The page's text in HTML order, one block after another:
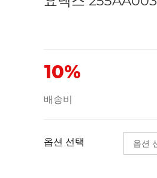
10%
배송비
옵션 선택